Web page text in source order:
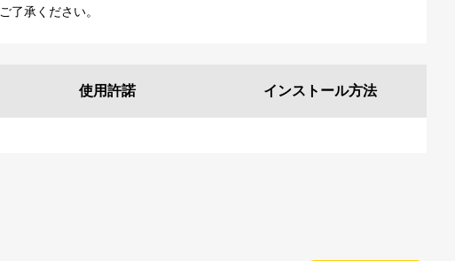
ご了承ください。
使用許諾 インストール方法